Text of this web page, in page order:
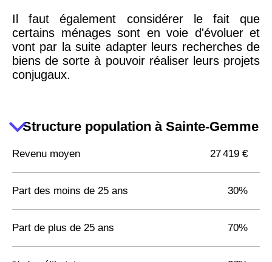
Il faut également considérer le fait que
certains ménages sont en voie d'évoluer et
vont par la suite adapter leurs recherches de
biens de sorte à pouvoir réaliser leurs projets
conjugaux.
Structure population à Sainte-Gemme
Revenu moyen 27 419 €
Part des moins de 25 ans 30%
Part de plus de 25 ans 70%